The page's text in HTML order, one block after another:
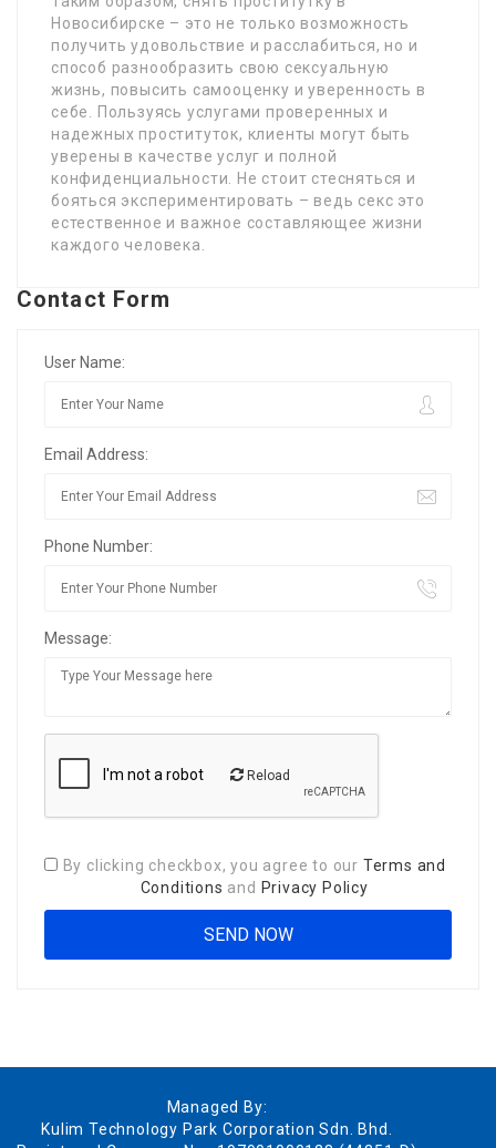
Новосибирске – это не только возможность
получить удовольствие и расслабиться, но и
способ разнообразить свою сексуальную
жизнь, повысить самооценку и уверенность в
себе. Пользуясь услугами проверенных и
надежных проституток, клиенты могут быть
уверены в качестве услуг и полной
конфиденциальности. Не стоит стесняться и
бояться экспериментировать – ведь секс это
естественное и важное составляющее жизни
каждого человека.
Contact Form
User Name:
Email Address:
Phone Number:
Message:
Reload
By clicking checkbox, you agree to our Terms and
Conditions and Privacy Policy
Managed By:
Kulim Technology Park Corporation Sdn. Bhd.